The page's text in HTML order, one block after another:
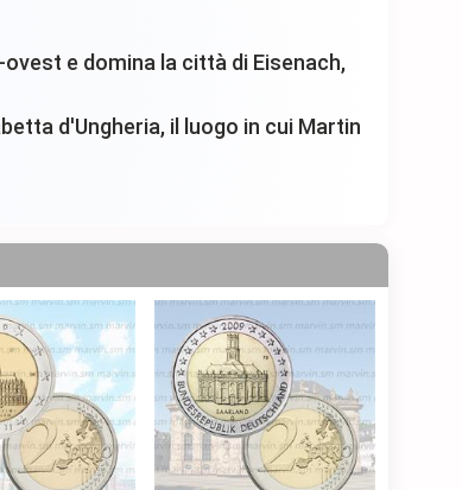
e domina la città di Eisenach,
d'Ungheria, il luogo in cui Martin